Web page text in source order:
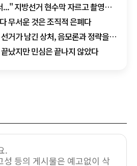
지방선거 현수막 자르고 촬영
른 50대 징역 2년
무서운 것은 조직적 은폐다
거가 남긴 상처, 음모론과 정략을
저다
났지만 민심은 끝나지 않았다